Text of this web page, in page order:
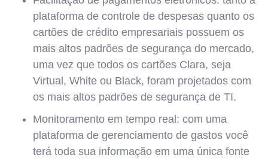
plataforma de controle de despesas quanto os
cartões de crédito empresariais possuem os
mais altos padrões de segurança do mercado,
uma vez que todos os cartões Clara, seja
Virtual, White ou Black, foram projetados com
os mais altos padrões de segurança de TI.
Monitoramento em tempo real: com uma
plataforma de gerenciamento de gastos você
terá toda sua informação em uma única fonte